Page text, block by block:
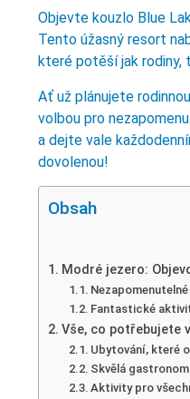
Objevte kouzlo Blue
Tento úžasný resort
které potěší jak rodiny,
Ať už plánujete
volbou pro
a dejte vale
dovolenou!
Obsah
Modré jezero:
Fantastické
Vše, co potřebujete
Ubytování, které
Skvělá
Aktivity pro